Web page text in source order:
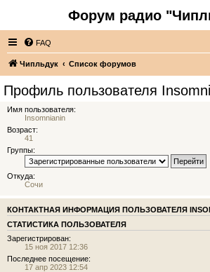
Форум радио
FAQ
Чипльдук Список форумов
Профиль пользователя
Имя пользователя:
Insomnianin
Возраст:
41
Группы:
Откуда:
Сочи
КОНТАКТНАЯ ИНФОРМАЦИЯ ПОЛЬЗОВАТЕЛЯ
СТАТИСТИКА ПОЛЬЗОВАТЕЛЯ
Зарегистрирован:
15 ноя 2017 12:36
Последнее посещение:
17 апр 2023 12:54